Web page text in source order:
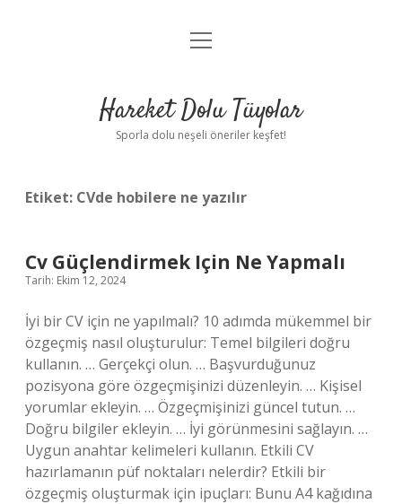
Anasayfa
Yasal Uyarı
menüyü
Hareket Dolu Tüyolar
Sporla dolu neşeli öneriler keşfet!
Etiket: CVde hobilere ne yazılır
Cv Güçlendirmek Için Ne Yapmalı
Tarih: Ekim 12, 2024
İyi bir CV için ne yapılmalı? 10 adımda mükemmel bir
özgeçmiş nasıl oluşturulur: Temel bilgileri doğru
kullanın. … Gerçekçi olun. … Başvurduğunuz
pozisyona göre özgeçmişinizi düzenleyin. … Kişisel
yorumlar ekleyin. … Özgeçmişinizi güncel tutun. …
Doğru bilgiler ekleyin. … İyi görünmesini sağlayın. …
Uygun anahtar kelimeleri kullanın. Etkili CV
hazırlamanın püf noktaları nelerdir? Etkili bir
özgeçmiş oluşturmak için ipuçları: Bunu A4 kağıdına